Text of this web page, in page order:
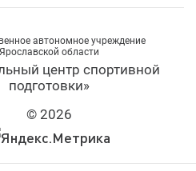
автономное учреждение
Ярославской области
центр спортивной
подготовки»
© 2026